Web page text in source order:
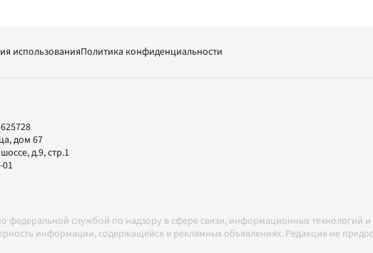
использованияПолитика конфиденциальности
дом 67
д.9, стр.1
01
федеральной службой по надзору в сфере связи, информационных технологий
информации, содержащейся в рекламных объявлениях. Редакция не